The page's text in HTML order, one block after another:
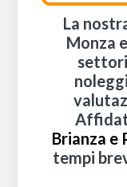
La
Monza
Brianza e
tempi